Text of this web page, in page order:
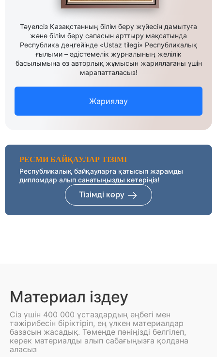
Тәуелсіз Қазақстанның білім беру жүйесін дамытуға
және білім беру сапасын арттыру мақсатында
Республика деңгейінде «Ustaz tilegi» Республикалық
ғылыми – әдістемелік журналының желілік
басылымына өз авторлық жұмысын жариялағаны үшін
марапатталасыз!
Жариялау
РЕСМИ БАЙҚАУЛАР ТІЗІМІ
Республикалық байқауларға қатысып жарамды
дипломдар алып санатыңызды көтеріңіз!
Тізімді көру
Материал іздеу
Сіз үшін 400 000 ұстаздардың еңбегі мен
тәжірибесін біріктіріп, ең үлкен материалдар
базасын жасадық. Төменде пәніңізді белгілеп,
керек материалды алып сабағыңызға қолдана
аласыз